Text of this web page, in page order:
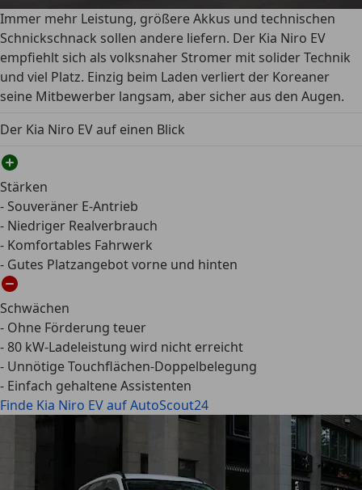
Immer mehr Leistung, größere Akkus und technischen
Schnickschnack sollen andere liefern. Der Kia Niro EV
empfiehlt sich als volksnaher Stromer mit solider Technik
und viel Platz. Einzig beim Laden verliert der Koreaner
seine Mitbewerber langsam, aber sicher aus den Augen.
Der Kia Niro EV auf einen Blick
Stärken
- Souveräner E-Antrieb
- Niedriger Realverbrauch
- Komfortables Fahrwerk
- Gutes Platzangebot vorne und hinten
Schwächen
- Ohne Förderung teuer
- 80 kW-Ladeleistung wird nicht erreicht
- Unnötige Touchflächen-Doppelbelegung
- Einfach gehaltene Assistenten
Finde Kia Niro EV auf AutoScout24